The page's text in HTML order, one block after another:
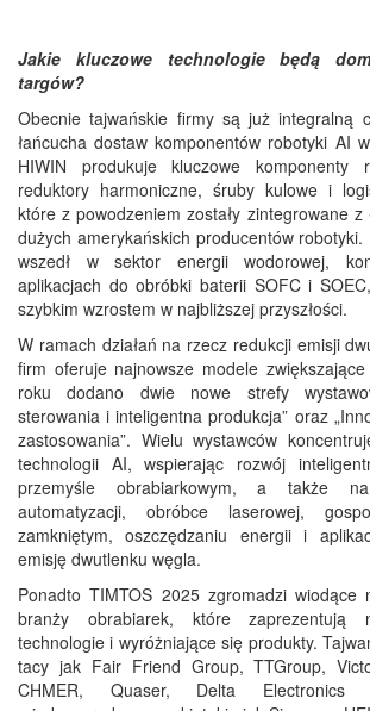
Jakie kluczowe technologie będą
targów?
Obecnie tajwańskie firmy są już integralną
łańcucha dostaw komponentów robotyki AI
HIWIN produkuje kluczowe komponenty
reduktory harmoniczne, śruby kulowe i
które z powodzeniem zostały zintegrowane z
dużych amerykańskich producentów
wszedł w sektor energii wodorowej,
aplikacjach do obróbki baterii SOFC i
szybkim wzrostem w najbliższej przyszłości.
W ramach działań na rzecz redukcji emisji
firm oferuje najnowsze modele
roku dodano dwie nowe strefy
sterowania i inteligentna produkcja” oraz
zastosowania”. Wielu wystawców
technologii AI, wspierając rozwój
przemyśle obrabiarkowym, a także
automatyzacji, obróbce laserowej,
zamkniętym, oszczędzaniu energii i
emisję dwutlenku węgla.
Ponadto TIMTOS 2025 zgromadzi
branży obrabiarek, które zaprezentują
technologie i wyróżniające się produkty.
tacy jak Fair Friend Group, TTGroup,
CHMER, Quaser, Delta